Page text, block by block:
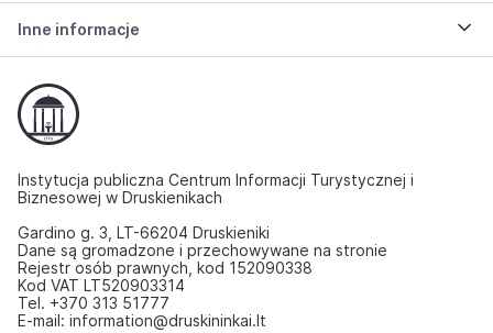
Inne informacje
Instytucja publiczna Centrum Informacji Turystycznej i
Biznesowej w Druskienikach
Gardino g. 3, LT-66204 Druskieniki
Dane są gromadzone i przechowywane na stronie
Rejestr osób prawnych, kod 152090338
Kod VAT LT520903314
Tel. +370 313 51777
E-mail: information@druskininkai.lt